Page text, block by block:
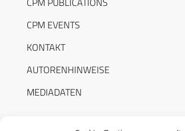
CPM EVENTS
KONTAKT
AUTORENHINWEISE
MEDIADATEN